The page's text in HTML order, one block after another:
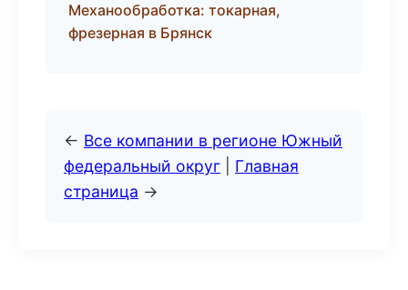
Механообработка: токарная,
фрезерная в Брянск
← Все компании в регионе Южный
федеральный округ
Главная
страница →